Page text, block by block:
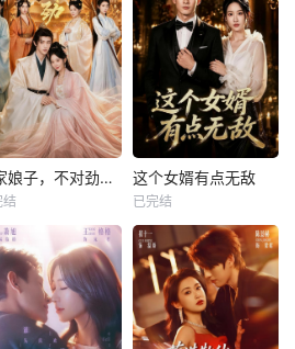
我家娘子，不对劲第四季
结
这个女婿有点无敌
已完结